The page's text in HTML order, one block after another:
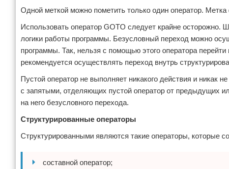
Одной меткой можно пометить только один оператор.
Использовать оператор GOTO следует крайне осторожно.
логики работы программы. Безусловный переход можно
программы. Так, нельзя с помощью этого оператора
рекомендуется осуществлять переход внутрь
Пустой оператор не выполняет никакого действия и никак
с запятыми, отделяющих пустой оператор от предыдущих
на него безусловного перехода.
Структурированные операторы
Структурированными являются такие операторы, которые
составной оператор;